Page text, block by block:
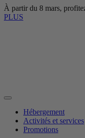
À partir du 8 mars,
PLUS
Hébergement
Activités et services
Promotions